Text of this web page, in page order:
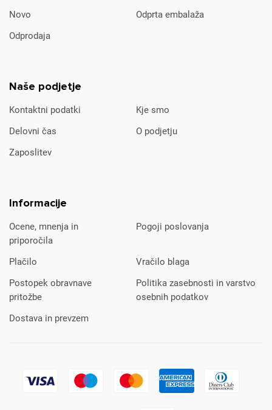
Novo
Odprta embalaža
Odprodaja
Naše podjetje
Kontaktni podatki
Kje smo
Delovni čas
O podjetju
Zaposlitev
Informacije
Ocene, mnenja in
priporočila
Pogoji poslovanja
Plačilo
Vračilo blaga
Postopek obravnave
pritožbe
Politika zasebnosti in varstvo
osebnih podatkov
Dostava in prevzem